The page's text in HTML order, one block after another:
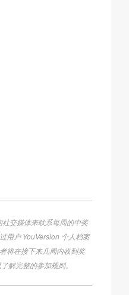
交媒体来联系每周的中奖
用户 YouVersion 个人档案
将在接下来几周内收到奖
了解完整的参加规则。